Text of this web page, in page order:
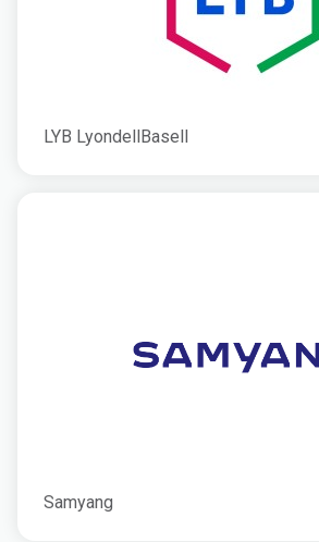
LYB LyondellBasell
Samyang